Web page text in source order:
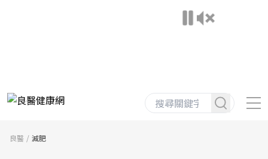
良醫 減肥